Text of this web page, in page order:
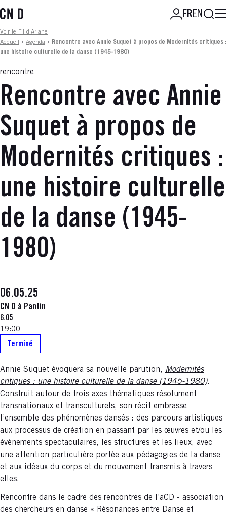
au
principal
FREN
Fil d'ariane
Voir le Fil d'Ariane
Accueil
/ Agenda / Rencontre avec Annie Suquet à propos de Modernités critiques :
une histoire culturelle de la danse (1945-1980)
rencontre
Rencontre avec Annie
Suquet à propos de
Modernités critiques :
une histoire culturelle
de la danse (1945-
1980)
06.05.25
CN D à Pantin
6.05
19:00
Terminé
Annie Suquet évoquera sa nouvelle parution, Modernités
critiques : une histoire culturelle de la danse (1945-1980).
Construit autour de trois axes thématiques résolument
transnationaux et transculturels, son récit embrasse
l’ensemble des phénomènes dansés : des parcours artistiques
aux processus de création en passant par les œuvres et/ou les
événements spectaculaires, les structures et les lieux, avec
une attention particulière portée aux pédagogies de la danse
et aux idéaux du corps et du mouvement transmis à travers
elles.
Rencontre dans le cadre des rencontres de l’aCD - association
des chercheurs en danse « Résonances entre Danse et